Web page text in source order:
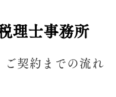
理士事務所
ご契約までの流れ